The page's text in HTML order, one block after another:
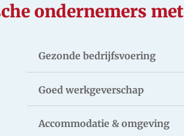
ondernemers met
Gezonde bedrijfsvoering
Goed werkgeverschap
Accommodatie & omgeving